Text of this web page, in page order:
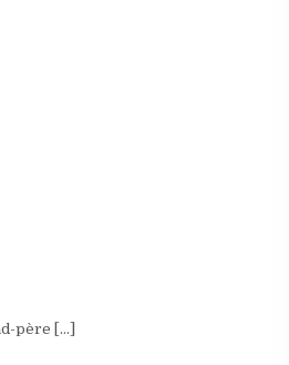
père […]